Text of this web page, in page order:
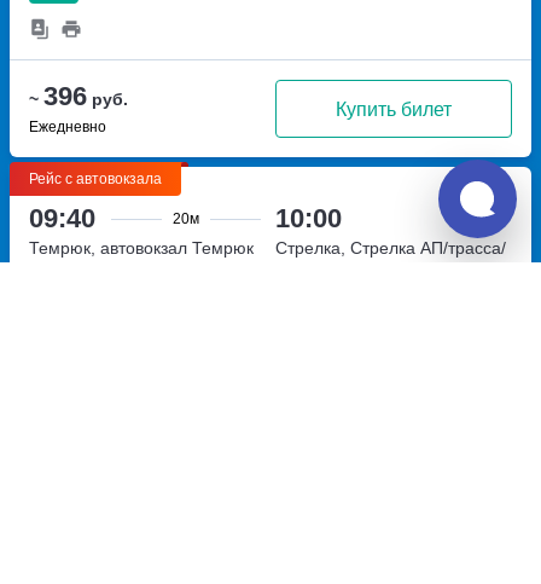
~ 396 руб.
Ежедневно
Купить билет
Рейс с автовокзала
09:40 20м 10:00
Темрюк, автовокзал Темрюк
Стрелка, Стрелка АП/трасса/